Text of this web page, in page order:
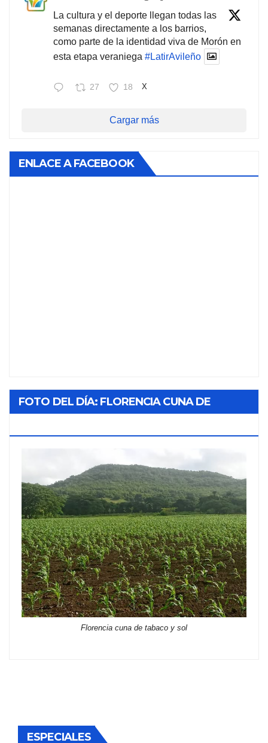
La cultura y el deporte llegan todas las
semanas directamente a los barrios,
como parte de la identidad viva de Morón en
esta etapa veraniega #LatirAvileño
27 18 X
Cargar más
ENLACE A FACEBOOK
FOTO DEL DÍA: FLORENCIA CUNA DE
Florencia cuna de tabaco y sol
ESPECIALES